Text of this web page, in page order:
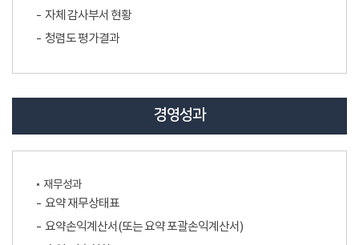
자체 감사부서 현황
청렴도 평가결과
경영성과
재무성과
요약 재무상태표
요약손익계산서(또는 요약 포괄손익계산서)